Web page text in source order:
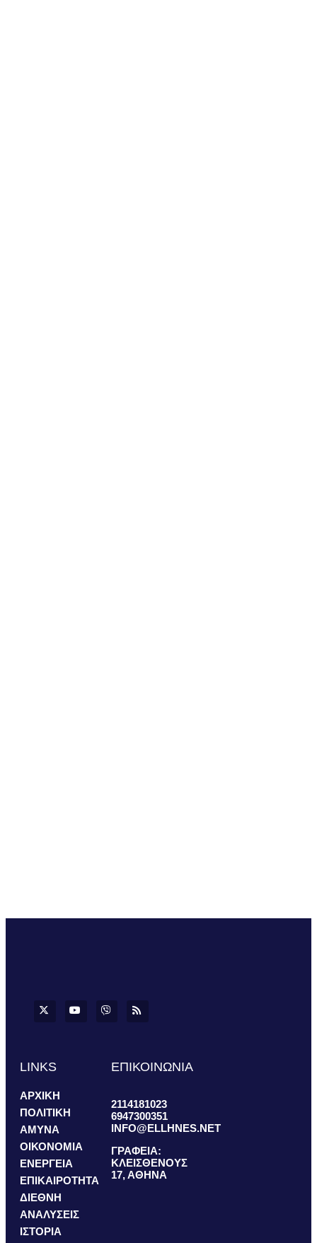
LINKS
ΑΡΧΙΚΗ
ΠΟΛΙΤΙΚΗ
ΑΜΥΝΑ
ΟΙΚΟΝΟΜΙΑ
ΕΝΕΡΓΕΙΑ
ΕΠΙΚΑΙΡΟΤΗΤΑ
ΔΙΕΘΝΗ
ΑΝΑΛΥΣΕΙΣ
ΙΣΤΟΡΙΑ
ΕΠΙΚΟΙΝΩΝΙΑ
2114181023
6947300351
INFO@ELLHNES.NET
ΓΡΑΦΕΙΑ:
ΚΛΕΙΣΘΕΝΟΥΣ
17, ΑΘΗΝΑ